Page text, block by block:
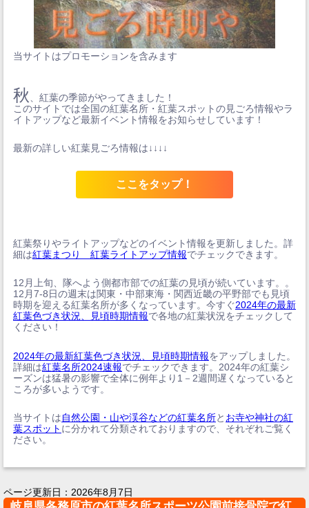
当サイトはプロモーションを含みます
秋
、紅葉の季節がやってきました！
このサイトでは全国の紅葉名所・紅葉スポットの見ごろ情報やラ
イトアップなど最新イベント情報をお知らせしています！
最新の詳しい紅葉見ごろ情報は↓↓↓↓
ここをタップ！
紅葉祭りやライトアップなどのイベント情報を更新しました。詳
細は紅葉まつり 紅葉ライトアップ情報でチェックできます。
12月上旬、隊へよう側都市部での紅葉の見頃が続いています。。
12月7-8日の週末は関東・中部東海・関西近畿の平野部でも見頃
時期を迎える紅葉名所が多くなっています。今すぐ2024年の最新
紅葉色づき状況、見頃時期情報で各地の紅葉状況をチェックして
ください！
2024年の最新紅葉色づき状況、見頃時期情報をアップしました。
詳細は紅葉名所2024速報でチェックできます。2024年の紅葉シ
ーズンは猛暑の影響で全体に例年より1－2週間遅くなっていると
ころが多いようです。
当サイトは自然公園・山や渓谷などの紅葉名所と お寺や神社の紅
葉スポット に分かれて分類されておりますので、それぞれご覧く
ださい。
ページ更新日： 2026年8月7日